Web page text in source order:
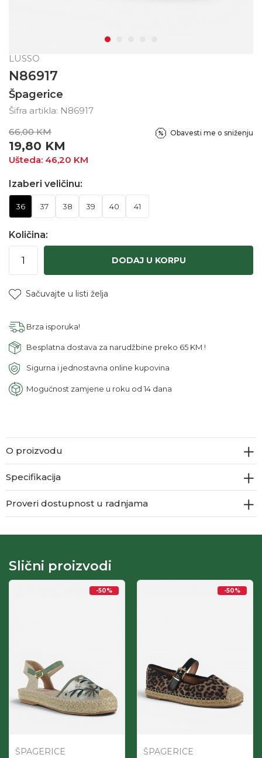
LUSSO
N86917
Špagerice
Šifra artikla: N86917
66,00 KM
19,80 KM
Ušteda: 46,20 KM
Obavesti me o sniženju
Izaberi veličinu:
36 37 38 39 40 41
Količina:
DODAJ U KORPU
Sačuvajte u listi želja
Brza isporuka!
Besplatna dostava za narudžbine preko 65 KM !
Sigurna i jednostavna online kupovina
Mogućnost zamjene u roku od 14 dana
O proizvodu
Specifikacija
Proveri dostupnost u radnjama
Slični proizvodi
-50%
ŠPAGERICE
-50%
ŠPAGERICE